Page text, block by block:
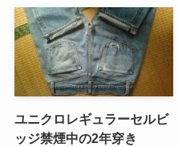
ユニクロレギュラーセルビ
ッジ禁煙中の2年穿き